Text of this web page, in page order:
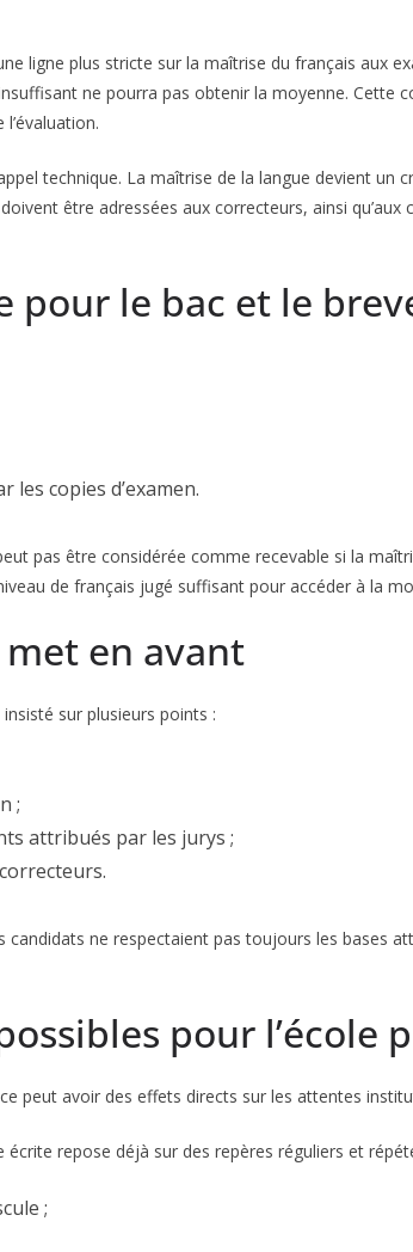
ligne plus stricte sur la maîtrise du français aux
ne pourra pas obtenir la moyenne. Cette
technique. La maîtrise de la langue devient
être adressées aux correcteurs, ainsi qu’aux
pour le bac et le
les copies d’examen.
pas être considérée comme recevable si la
de français jugé suffisant pour accéder à la
en avant
sur plusieurs points :
;
attribués par les jurys ;
ne respectaient pas toujours les bases
pour l’école
peut avoir des effets directs sur les attentes
écrite repose déjà sur des repères réguliers et
;